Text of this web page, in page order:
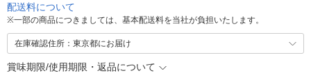
配送料について
※一部の商品につきましては、基本配送料を当社が負担いたします。
在庫確認住所：東京都にお届け
賞味期限/使用期限・返品について